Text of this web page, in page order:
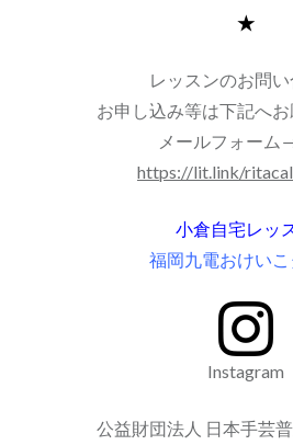
★
レッスンのお問
お申し込み等は下記へ
メールフォーム
https://lit.link/
小倉自宅レッ
福岡九電おけい
Instagram
公益財団法人 日本手芸